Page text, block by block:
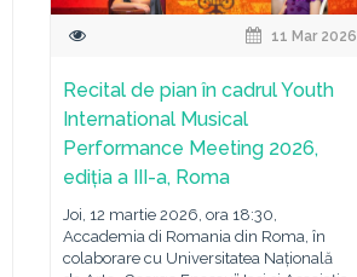
11 Mar 2026
Recital de pian în cadrul Youth
International Musical
Performance Meeting 2026,
ediția a III-a, Roma
Joi, 12 martie 2026, ora 18:30,
Accademia di Romania din Roma, în
colaborare cu Universitatea Națională